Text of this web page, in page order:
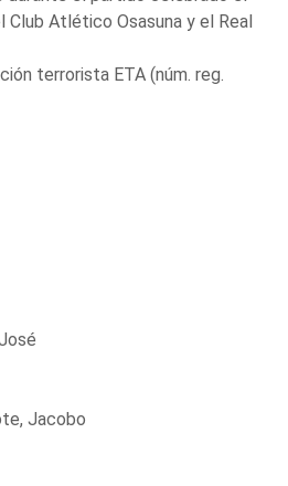
Atlético Osasuna y el Real
terrorista ETA (núm. reg.
Jacobo